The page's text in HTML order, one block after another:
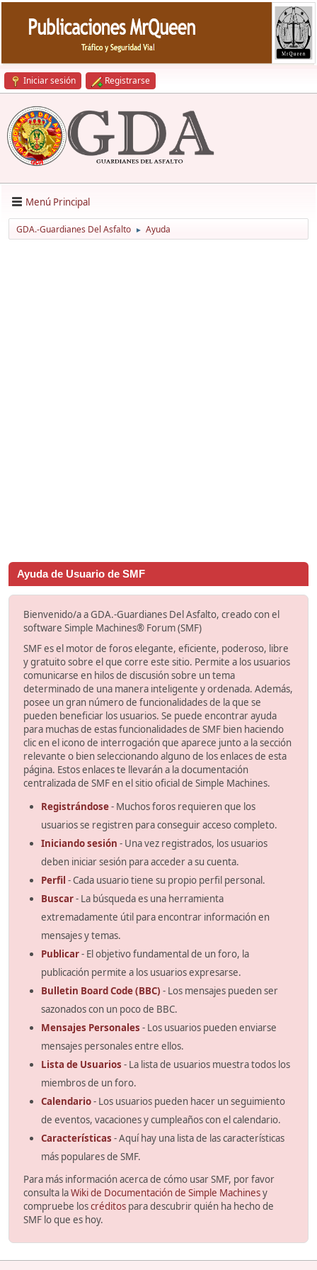
Iniciar sesión Registrarse
Menú Principal
GDA.-Guardianes Del Asfalto ► Ayuda
Ayuda de Usuario de SMF
Bienvenido/a a GDA.-Guardianes Del Asfalto, creado con el
software Simple Machines® Forum (SMF)
SMF es el motor de foros elegante, eficiente, poderoso, libre
y gratuito sobre el que corre este sitio. Permite a los usuarios
comunicarse en hilos de discusión sobre un tema
determinado de una manera inteligente y ordenada. Además,
posee un gran número de funcionalidades de la que se
pueden beneficiar los usuarios. Se puede encontrar ayuda
para muchas de estas funcionalidades de SMF bien haciendo
clic en el icono de interrogación que aparece junto a la sección
relevante o bien seleccionando alguno de los enlaces de esta
página. Estos enlaces te llevarán a la documentación
centralizada de SMF en el sitio oficial de Simple Machines.
Registrándose- Muchos foros requieren que los
usuarios se registren para conseguir acceso completo.
Iniciando sesión - Una vez registrados, los usuarios
deben iniciar sesión para acceder a su cuenta.
Perfil - Cada usuario tiene su propio perfil personal.
Buscar- La búsqueda es una herramienta
extremadamente útil para encontrar información en
mensajes y temas.
Publicar- El objetivo fundamental de un foro, la
publicación permite a los usuarios expresarse.
Bulletin Board Code (BBC) - Los mensajes pueden ser
sazonados con un poco de BBC.
Mensajes Personales - Los usuarios pueden enviarse
mensajes personales entre ellos.
Lista de Usuarios - La lista de usuarios muestra todos los
miembros de un foro.
Calendario- Los usuarios pueden hacer un seguimiento
de eventos, vacaciones y cumpleaños con el calendario.
Características - Aquí hay una lista de las características
más populares de SMF.
Para más información acerca de cómo usar SMF, por favor
consulta laWiki de Documentación de Simple Machinesy
compruebe loscréditos para descubrir quién ha hecho de
SMF lo que es hoy.